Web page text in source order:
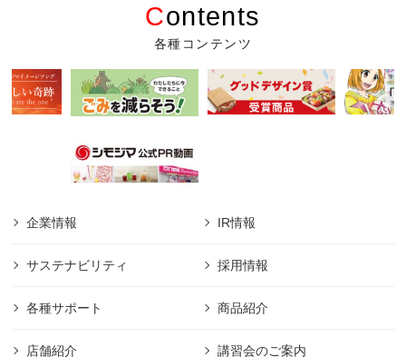
Contents
各種コンテンツ
企業情報 IR情報
サステナビリティ 採用情報
各種サポート 商品紹介
店舗紹介 講習会のご案内